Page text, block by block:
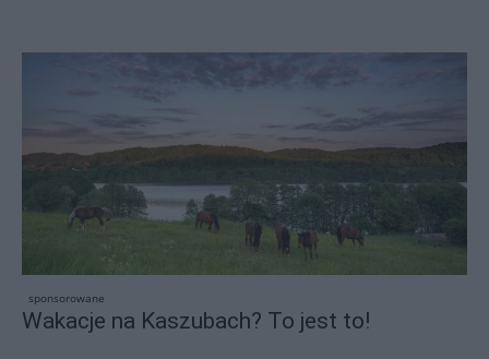
sponsorowane
Wakacje na Kaszubach? To jest to!